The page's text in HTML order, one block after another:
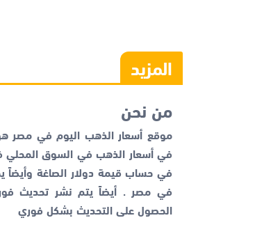
المزيد
من نحن
موقع أسعار الذهب اليوم في مصر
في أسعار الذهب في السوق
في حساب قيمة دولار الصاغة
في مصر . أيضاً يتم نشر تحديث
الحصول على التحديث بشكل فوري